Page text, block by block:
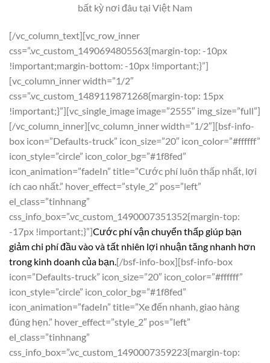
bất kỳ nơi đâu tại Việt Nam
[/vc_column_text][vc_row_inner
css=”.vc_custom_1490694805563{margin-top: -10px
!important;margin-bottom: -10px !important;}”]
[vc_column_inner width=”1/2″
css=”.vc_custom_1489119871268{margin-top: 15px
!important;}”][vc_single_image image=”2555″ img_size=”full”]
[/vc_column_inner][vc_column_inner width=”1/2″][bsf-info-
box icon=”Defaults-truck” icon_size=”20″ icon_color=”#ffffff”
icon_style=”circle” icon_color_bg=”#1f8fed”
icon_animation=”fadeIn” title=”Cước phí luôn thấp nhất, lợi
ích cao nhất.” hover_effect=”style_2″ pos=”left”
el_class=”tinhnang”
css_info_box=”.vc_custom_1490007351352{margin-top:
-17px !important;}”]Cước phí vận chuyển thấp giúp bạn
giảm chi phí đầu vào và tất nhiên lợi nhuận tăng nhanh hơn
trong kinh doanh của bạn. [/bsf-info-box][bsf-info-box
icon=”Defaults-truck” icon_size=”20″ icon_color=”#ffffff”
icon_style=”circle” icon_color_bg=”#1f8fed”
icon_animation=”fadeIn” title=”Xe đến nhanh, giao hàng
đúng hẹn.” hover_effect=”style_2″ pos=”left”
el_class=”tinhnang”
css_info_box=”.vc_custom_1490007359223{margin-top: